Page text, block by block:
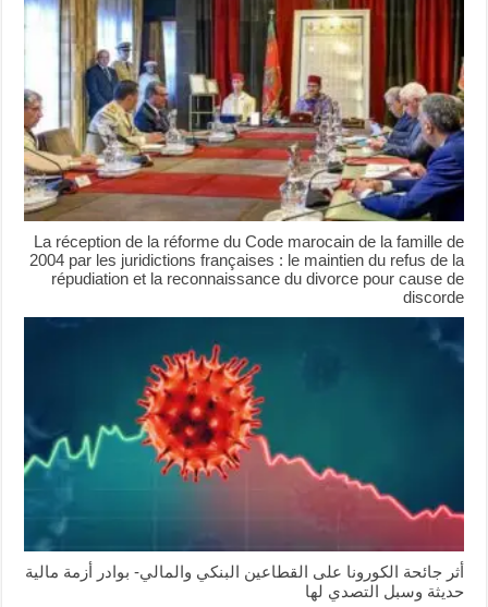
La réception de la réforme du Code marocain de la famille de
2004 par les juridictions françaises : le maintien du refus de la
répudiation et la reconnaissance du divorce pour cause de
discorde
أثر جائحة الكورونا على القطاعين البنكي والمالي- بوادر أزمة مالية
حديثة وسبل التصدي لها